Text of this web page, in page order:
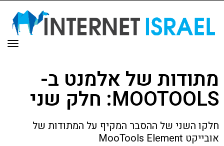
מתודות של אלמנט ב-
MOOTOOLS: חלק שני
חלקו השני של ההסבר המקיף על המתודות של
אובייקט MooTools Element